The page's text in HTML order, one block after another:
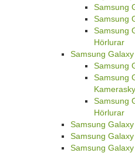
Samsung
Samsung
Samsung
Hörlurar
Samsung
Samsung
Samsung
Samsung
Hörlurar
Samsung
Samsung
Samsung